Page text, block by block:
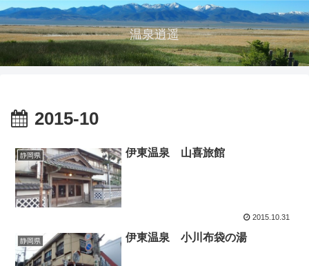
温泉逍遥
2015-10
静岡県 伊東温泉 山喜旅館
2015.10.31
静岡県 伊東温泉 小川布袋の湯